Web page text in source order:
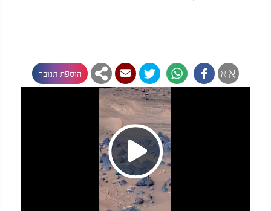
א א הוספת תגובה
Playלהמשך קריאה